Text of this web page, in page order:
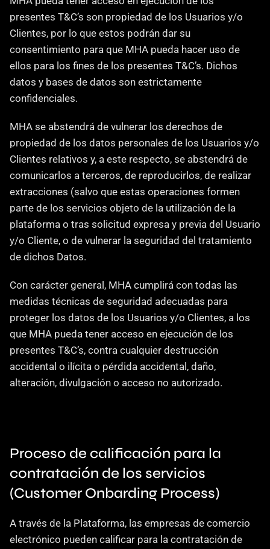
presentes T&C’s son propiedad de los Usuarios y/o
Clientes, por lo que estos podrán dar su
consentimiento para que MHA pueda hacer uso de
ellos para los fines de los presentes T&C’s. Dichos
datos y bases de datos son estrictamente
confidenciales.
MHA se abstendrá de vulnerar los derechos de
propiedad de los datos personales de los Usuarios y/o
Clientes relativos y, a este respecto, se abstendrá de
comunicarlos a terceros, de reproducirlos, de realizar
extracciones (salvo que estas operaciones formen
parte de los servicios objeto de la utilización de la
plataforma o tras solicitud expresa y previa del Usuario
y/o Cliente, o de vulnerar la seguridad del tratamiento
de dichos Datos.
Con carácter general, MHA cumplirá con todas las
medidas técnicas de seguridad adecuadas para
proteger los datos de los Usuarios y/o Clientes, a los
que MHA pueda tener acceso en ejecución de los
presentes T&C’s, contra cualquier destrucción
accidental o ilícita o pérdida accidental, daño,
alteración, divulgación o acceso no autorizado.
Proceso de calificación para la
contratación de los servicios
(Customer Onbarding Process)
A través de la Plataforma, las empresas de comercio
electrónico pueden calificar para la contratación de